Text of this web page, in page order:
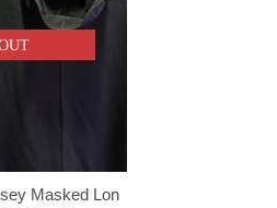
Masked Lon